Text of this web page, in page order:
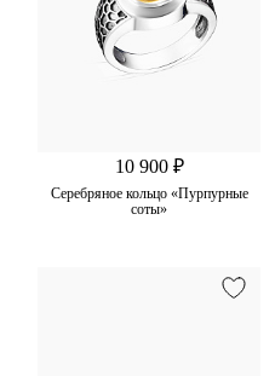
10 900 ₽
Серебряное кольцо «Пурпурные
соты»